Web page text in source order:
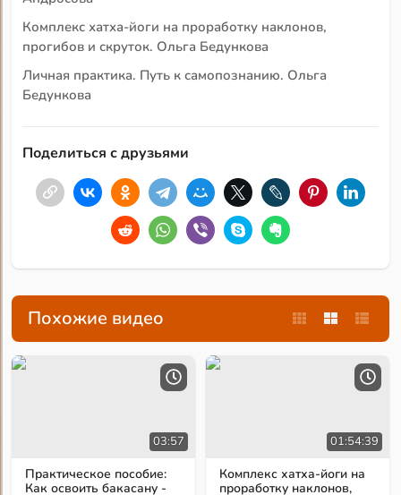
Комплекс хатха-йоги на проработку наклонов,
прогибов и скруток. Ольга Бедункова
Личная практика. Путь к самопознанию. Ольга
Бедункова
Поделиться с друзьями
Похожие видео
03:57
Практическое пособие:
Как освоить бакасану -
01:54:39
Комплекс хатха-йоги на
проработку наклонов,